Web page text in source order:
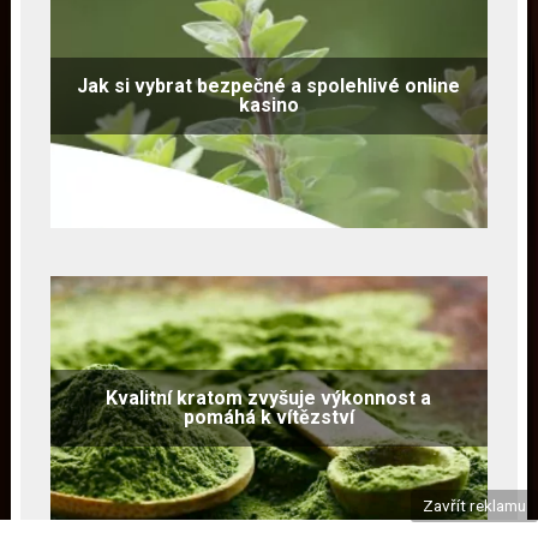
Jak si vybrat bezpečné a spolehlivé online
kasino
Kvalitní kratom zvyšuje výkonnost a
pomáhá k vítězství
Zavřít reklamu